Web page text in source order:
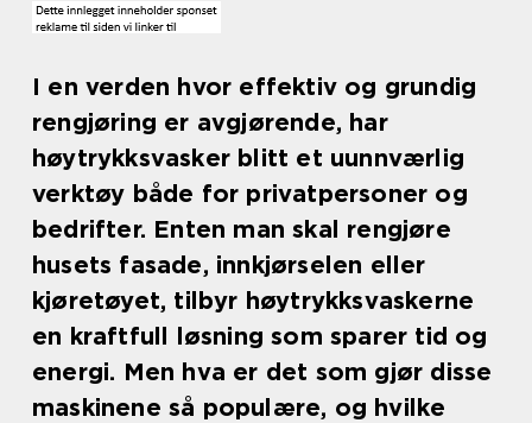
I en verden hvor effektiv og grundig
rengjøring er avgjørende, har
høytrykksvasker blitt et uunnværlig
verktøy både for privatpersoner og
bedrifter. Enten man skal rengjøre
husets fasade, innkjørselen eller
kjøretøyet, tilbyr høytrykksvaskerne
en kraftfull løsning som sparer tid og
energi. Men hva er det som gjør disse
maskinene så populære, og hvilke